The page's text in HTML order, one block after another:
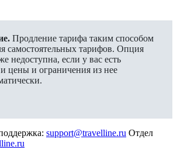
Продление тарифа таким способом
самостоятельных тарифов. Опция
недоступна, если у вас есть
цены и ограничения из нее
support@travelline.ru Отдел